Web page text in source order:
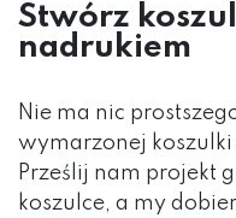
Stwórz
nadrukiem
Nie ma nic
wymarzonej koszulki
Prześlij nam projekt
koszulce, a my